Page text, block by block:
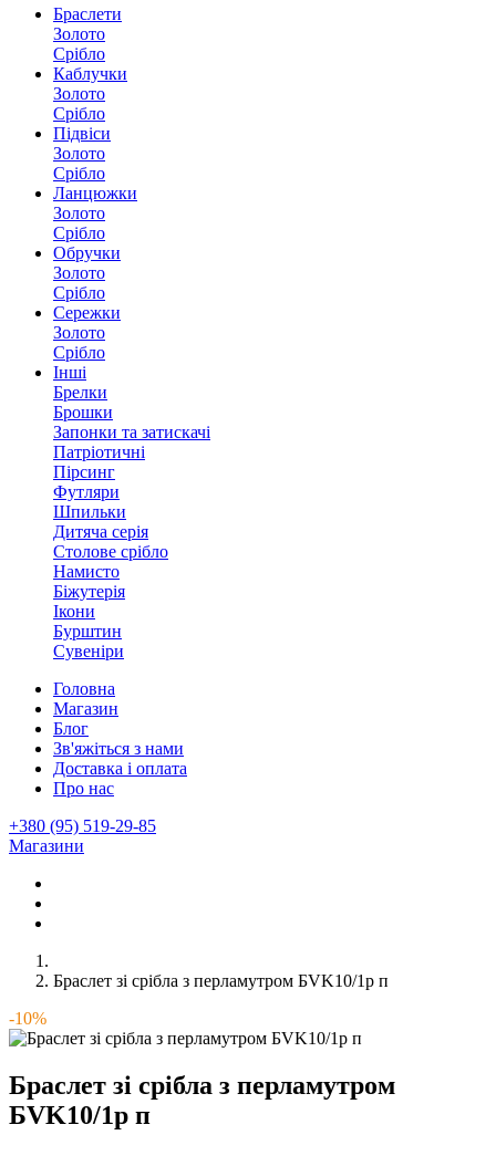
Браслети
Золото
Срібло
Каблучки
Золото
Срібло
Підвіси
Золото
Срібло
Ланцюжки
Золото
Срібло
Обручки
Золото
Срібло
Сережки
Золото
Срібло
Інші
Брелки
Брошки
Запонки та затискачі
Патріотичні
Пірсинг
Футляри
Шпильки
Дитяча серія
Столове срібло
Намисто
Біжутерія
Ікони
Бурштин
Сувеніри
Головна
Магазин
Блог
Зв'яжіться з нами
Доставка і оплата
Про нас
+380 (95) 519-29-85
Магазини
Браслет зі срібла з перламутром БVK10/1р п
-10%
Браслет зі срібла з перламутром
БVK10/1р п